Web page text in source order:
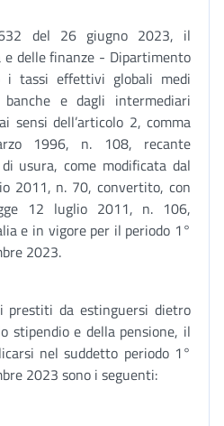
del 26 giugno 2023, il
e delle finanze - Dipartimento
i tassi effettivi globali medi
e dagli intermediari
sensi dell’articolo 2, comma
1996, n. 108, recante
usura, come modificata dal
2011, n. 70, convertito, con
12 luglio 2011, n. 106,
e in vigore per il periodo 1°
2023.
prestiti da estinguersi dietro
stipendio e della pensione, il
nel suddetto periodo 1°
2023 sono i seguenti: